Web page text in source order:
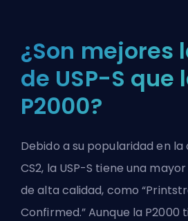
¿Son mejores
de USP-S que
P2000?
Debido a su popularidad en la
CS2, la USP-S tiene una
de alta calidad, como
Confirmed.” Aunque la P2000